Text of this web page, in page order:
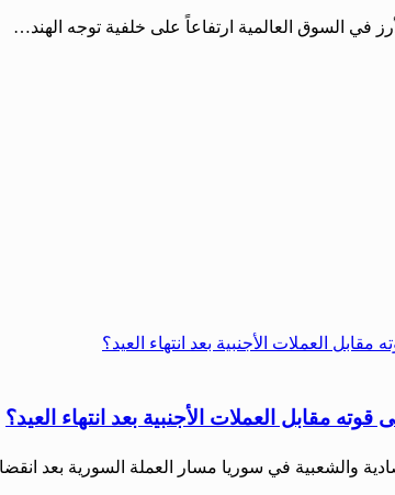
في السوق العالمية ارتفاعاً على خلفية توجه الهند…
مقابل العملات الأجنبية بعد انتهاء العيد؟
والشعبية في سوريا مسار العملة السورية بعد